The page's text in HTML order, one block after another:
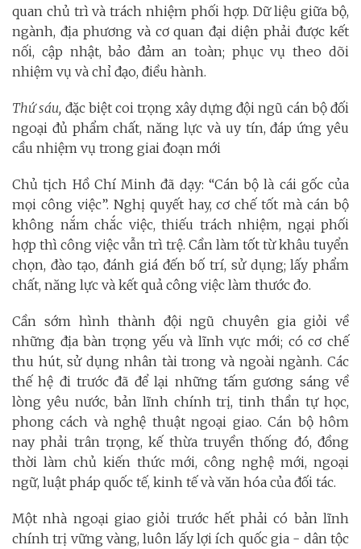
quan chủ trì và trách nhiệm phối hợp. Dữ liệu giữa bộ,
ngành, địa phương và cơ quan đại diện phải được kết
nối, cập nhật, bảo đảm an toàn; phục vụ theo dõi
nhiệm vụ và chỉ đạo, điều hành.
Thứ sáu, đặc biệt coi trọng xây dựng đội ngũ cán bộ đối
ngoại đủ phẩm chất, năng lực và uy tín, đáp ứng yêu
cầu nhiệm vụ trong giai đoạn mới
Chủ tịch Hồ Chí Minh đã dạy: “Cán bộ là cái gốc của
mọi công việc”. Nghị quyết hay, cơ chế tốt mà cán bộ
không nắm chắc việc, thiếu trách nhiệm, ngại phối
hợp thì công việc vẫn trì trệ. Cần làm tốt từ khâu tuyển
chọn, đào tạo, đánh giá đến bố trí, sử dụng; lấy phẩm
chất, năng lực và kết quả công việc làm thước đo.
Cần sớm hình thành đội ngũ chuyên gia giỏi về
những địa bàn trọng yếu và lĩnh vực mới; có cơ chế
thu hút, sử dụng nhân tài trong và ngoài ngành. Các
thế hệ đi trước đã để lại những tấm gương sáng về
lòng yêu nước, bản lĩnh chính trị, tinh thần tự học,
phong cách và nghệ thuật ngoại giao. Cán bộ hôm
nay phải trân trọng, kế thừa truyền thống đó, đồng
thời làm chủ kiến thức mới, công nghệ mới, ngoại
ngữ, luật pháp quốc tế, kinh tế và văn hóa của đối tác.
Một nhà ngoại giao giỏi trước hết phải có bản lĩnh
chính trị vững vàng, luôn lấy lợi ích quốc gia - dân tộc